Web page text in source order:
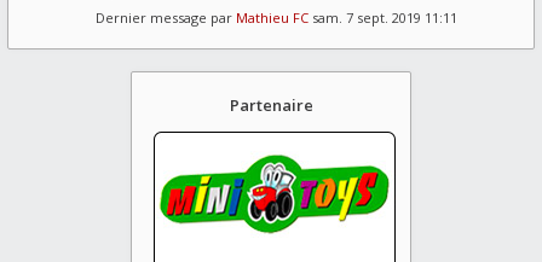
Dernier message par Mathieu FC sam. 7 sept. 2019 11:11
Partenaire